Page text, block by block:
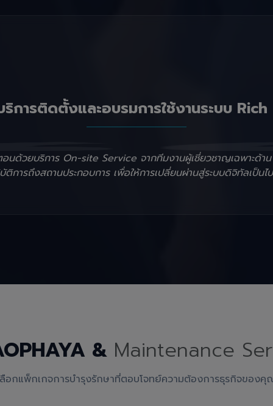
ริการติดตั้งและอบรมการใช้งานระบบ Rich
อนด้วยบริการ On-site Service จากทีมงานผู้เชี่ยวชาญเฉพาะด้า
การถึงสถานประกอบการ เพื่อให้การเปลี่ยนผ่านสู่ระบบดิจิทัลเป็นไ
& Maintenance
อกแพ็กเกจการบำรุงรักษาที่ตอบโจทย์ความต้องการธุรกิจของ